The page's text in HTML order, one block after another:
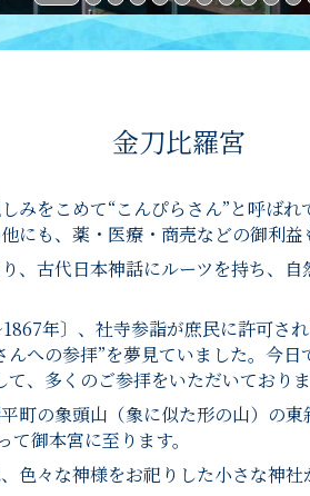
金刀比羅宮
みをこめて“こんぴらさん”と呼ば
にも、薬・医療・商売などの御利益
、古代日本神話にルーツを持ち、自
年〕、社寺参詣が庶民に許可され
んへの参拝”を夢見ていました。今
て、多くのご参拝をいただいておりま
町の象頭山（象に似た形の山）の東
御本宮に至ります。
色々な神様をお祀りした小さな神社